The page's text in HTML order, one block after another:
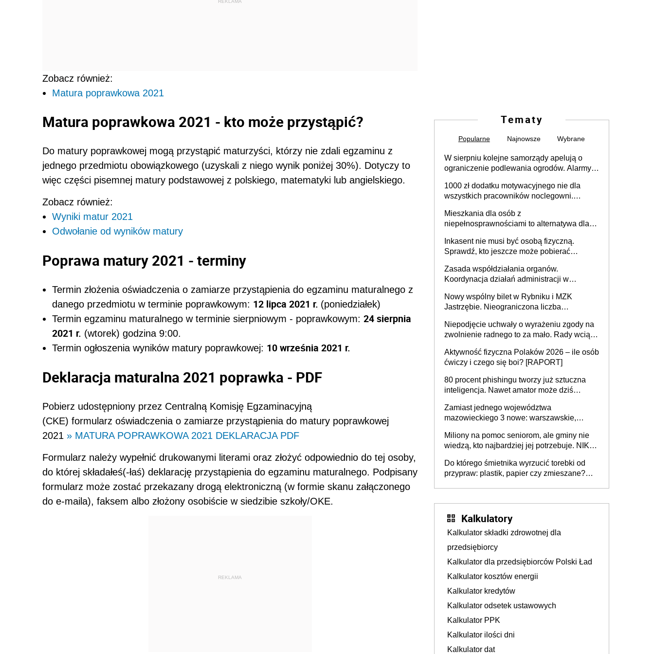
REKLAMA
Zobacz również:
Matura poprawkowa 2021
Matura poprawkowa 2021 - kto może przystąpić?
Do matury poprawkowej mogą przystąpić maturzyści, którzy nie zdali egzaminu z
jednego przedmiotu obowiązkowego (uzyskali z niego wynik poniżej 30%). Dotyczy to
więc części pisemnej matury podstawowej z polskiego, matematyki lub angielskiego.
Zobacz również:
Wyniki matur 2021
Odwołanie od wyników matury
Poprawa matury 2021 - terminy
Termin złożenia oświadczenia o zamiarze przystąpienia do egzaminu maturalnego z
danego przedmiotu w terminie poprawkowym: 12 lipca 2021 r. (poniedziałek)
Termin egzaminu maturalnego w terminie sierpniowym - poprawkowym: 24 sierpnia
2021 r. (wtorek) godzina 9:00.
Termin ogłoszenia wyników matury poprawkowej: 10 września 2021 r.
Deklaracja maturalna 2021 poprawka - PDF
Pobierz udostępniony przez Centralną Komisję Egzaminacyjną
(CKE) formularz oświadczenia o zamiarze przystąpienia do matury poprawkowej
2021 » MATURA POPRAWKOWA 2021 DEKLARACJA PDF
Formularz należy wypełnić drukowanymi literami oraz złożyć odpowiednio do tej osoby,
do której składałeś(-łaś) deklarację przystąpienia do egzaminu maturalnego. Podpisany
formularz może zostać przekazany drogą elektroniczną (w formie skanu załączonego
do e-maila), faksem albo złożony osobiście w siedzibie szkoły/OKE.
REKLAMA
Tematy
Popularne Najnowsze Wybrane
W sierpniu kolejne samorządy apelują o
ograniczenie podlewania ogrodów. Alarmy w
może objąć cały kraj
1000 zł dodatku motywacyjnego nie dla
wszystkich pracowników noclegowni.
Mieszkania dla osób z
niepełnosprawnościami to alternatywa dla
samodzielnie lub z rodziną
Inkasent nie musi być osobą fizyczną.
Sprawdź, kto jeszcze może pobierać
Zasada współdziałania organów.
Koordynacja działań administracji w
Nowy wspólny bilet w Rybniku i MZK
Jastrzębie. Nieograniczona liczba
Niepodjęcie uchwały o wyrażeniu zgody na
zwolnienie radnego to za mało. Rady wciąż
rozstrzygać sprawy
Aktywność fizyczna Polaków 2026 – ile osób
ćwiczy i czego się boi? [RAPORT]
80 procent phishingu tworzy już sztuczna
inteligencja. Nawet amator może dziś
Zamiast jednego województwa
mazowieckiego 3 nowe: warszawskie,
Europie nie ma tak dużych jednostek
stołecznych
Miliony na pomoc seniorom, ale gminy nie
wiedzą, kto najbardziej jej potrzebuje. NIK
Do którego śmietnika wyrzucić torebki od
przypraw: plastik, papier czy zmieszane?
Kalkulatory
Kalkulator składki zdrowotnej dla
przedsiębiorcy
Kalkulator dla przedsiębiorców Polski Ład
Kalkulator kosztów energii
Kalkulator kredytów
Kalkulator odsetek ustawowych
Kalkulator PPK
Kalkulator ilości dni
Kalkulator dat